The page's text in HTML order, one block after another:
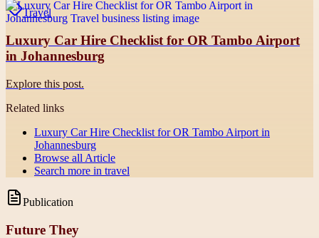
Travel
Luxury Car Hire Checklist for OR Tambo Airport
in Johannesburg
Explore this post.
Related links
Luxury Car Hire Checklist for OR Tambo Airport in
Johannesburg
Browse all Article
Search more in travel
Publication
Future They